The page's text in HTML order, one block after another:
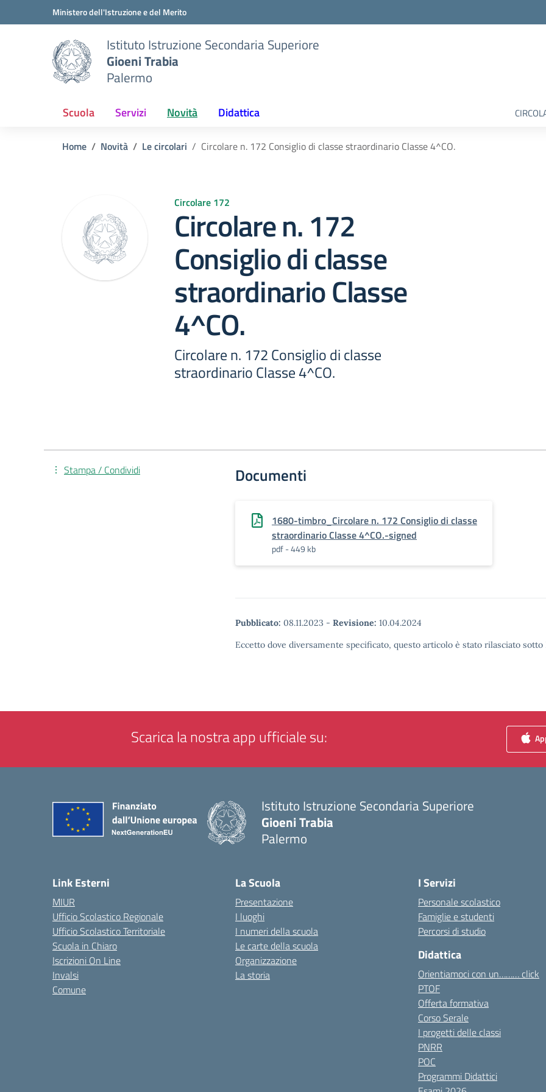
Vai ai contenuti
Vai al menu di navigazioneMinistero dell'Istruzione e del Merito
Istituto Istruzione Secondaria Superiore
Gioeni Trabia
Palermo
Scuola Servizi Novità Didattica
Home Novità Le circolari Circolare n. 172 Consiglio di classe straordinario Classe 4^CO.
Circolare 172
Circolare n. 172
Consiglio di classe
straordinario Classe
4^CO.
Circolare n. 172 Consiglio di classe
straordinario Classe 4^CO.
Documenti
1680-timbro_Circolare n. 172 Consiglio di classe
straordinario Classe 4^CO.-signed
pdf - 449 kb
Pubblicato: 08.11.2023 - Revisione: 10.04.2024
Eccetto dove diversamente specificato, questo articolo è stato rilasciato
Stampa / Condividi
Scarica la nostra app ufficiale su:
Istituto Istruzione Secondaria Superiore
Gioeni Trabia
Palermo
Link Esterni
MIUR
Ufficio Scolastico Regionale
Ufficio Scolastico Territoriale
Scuola in Chiaro
Iscrizioni On Line
Invalsi
Comune
La Scuola
Presentazione
I luoghi
I numeri della scuola
Le carte della scuola
Organizzazione
La storia
I Servizi
Personale scolastico
Famiglie e studenti
Percorsi di studio
Didattica
Orientiamoci con un……… click
PTOF
Offerta formativa
Corso Serale
I progetti delle classi
PNRR
POC
Programmi Didattici